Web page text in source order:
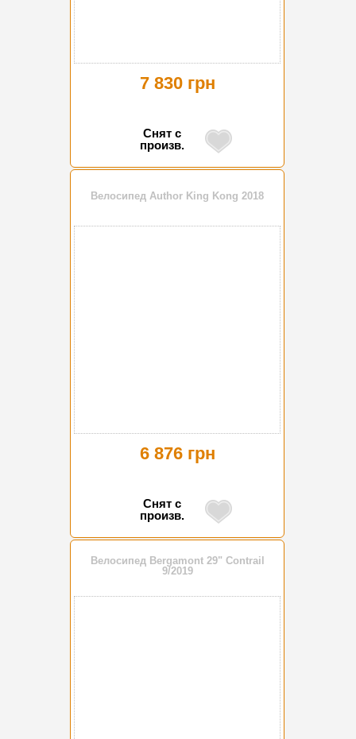
7 830 грн
Снят с
произв.
Велосипед Author King Kong 2018
6 876 грн
Снят с
произв.
Велосипед Bergamont 29" Contrail
9/2019